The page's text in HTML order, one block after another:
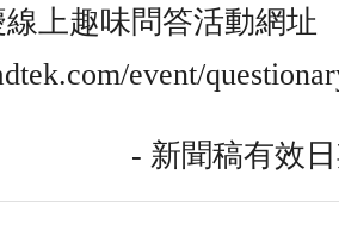
線上趣味問答活動網址
event/
- 新聞稿有效